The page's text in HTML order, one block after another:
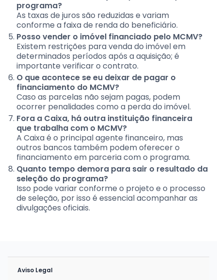
programa?
As taxas de juros são reduzidas e variam
conforme a faixa de renda do beneficiário.
Posso vender o imóvel financiado pelo MCMV?
Existem restrições para venda do imóvel em
determinados períodos após a aquisição; é
importante verificar o contrato.
O que acontece se eu deixar de pagar o
financiamento do MCMV?
Caso as parcelas não sejam pagas, podem
ocorrer penalidades como a perda do imóvel.
Fora a Caixa, há outra instituição financeira
que trabalha com o MCMV?
A Caixa é o principal agente financeiro, mas
outros bancos também podem oferecer o
financiamento em parceria com o programa.
Quanto tempo demora para sair o resultado da
seleção do programa?
Isso pode variar conforme o projeto e o processo
de seleção, por isso é essencial acompanhar as
divulgações oficiais.
Aviso Legal